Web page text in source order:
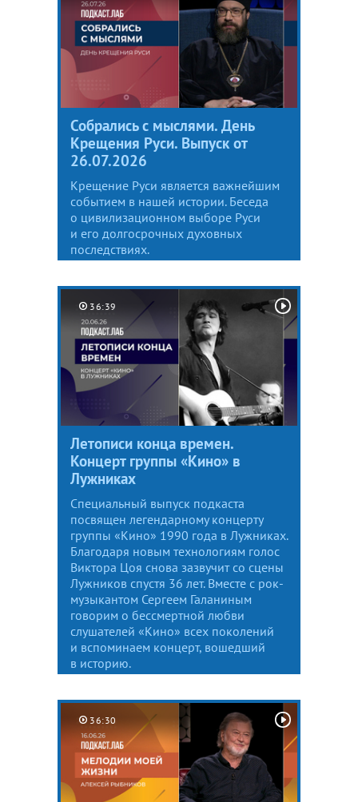
Собрались с мыслями. День
Крещения Руси. Выпуск от
26.07.2026
Крещение Руси является важнейшим
событием в нашей истории. Беседа
о цивилизационном выборе Руси
и его долгосрочных духовных
последствиях.
36:39
Летописи конца времен.
Концерт группы «Кино» в
Лужниках
Специальный выпуск подкаста
посвящен легендарному концерту
группы «Кино» 1990 года в Лужниках.
Благодаря новым технологиям голос
Виктора Цоя снова зазвучит со сцены
Лужников спустя 36 лет. Вместе с рок-
музыкантом Сергеем Галаниным
говорим о бессмертной любви
слушателей «Кино» всех поколений
и вспоминаем концерт, вошедший
в историю.
36:30